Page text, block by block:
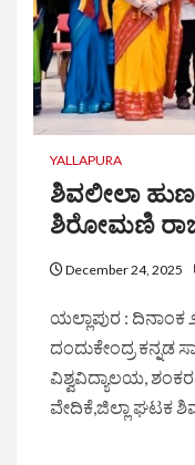
YALLAPURA
ಶಿವಲೀಲಾ
ಶಿರೋಮಣಿ ರಾಜ್ಯ
December 24, 2025
ಯಲ್ಲಾಪುರ :
ದಂದುಕೇಂದ್ರ ಕನ್ನಡ
ವಿಶ್ವವಿದ್ಯಾಲಯ,
ವೇದಿಕೆ,ಜಿಲ್ಲಾ ಘಟಕ